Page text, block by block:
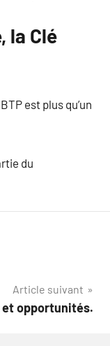
la Clé
est plus qu’un
du
Article suivant
et opportunités.